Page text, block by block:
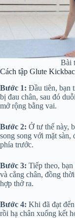
Bài
Cách tập Glute
Bước 1: Đầu tiên, bạn
bị đau chân, sau đó
mở rộng bằng vai.
Bước 2: Ở tư thế này,
song song với mặt sàn,
phía trước.
Bước 3: Tiếp theo,
và cẳng chân, đồng
hợp thở ra.
Bước 4: Khi đã đạt
rồi hạ chân xuống kết